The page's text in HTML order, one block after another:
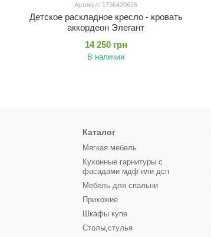
Артикул: 1796420626
Детское раскладное кресло - кровать
аккордеон Элегант
14 250 грн
В наличии
Каталог
Мягкая мебель
Кухонные гарнитуры с
фасадами мдф или дсп
Мебель для спальни
Прихожие
Шкафы купе
Столы,стулья